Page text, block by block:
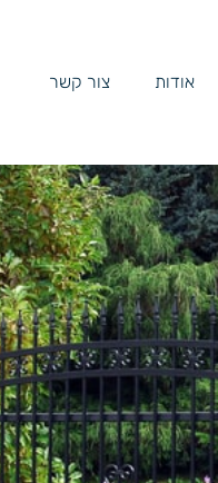
אודות צור קשר